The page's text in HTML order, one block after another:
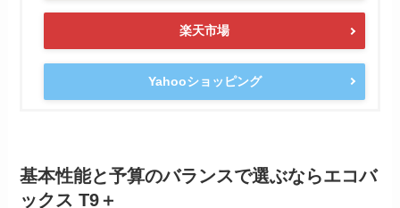
楽天市場
Yahooショッピング
基本性能と予算のバランスで選ぶならエコバ
ックス T9＋